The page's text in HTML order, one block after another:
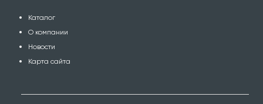
Каталог
О компании
Новости
Карта сайта